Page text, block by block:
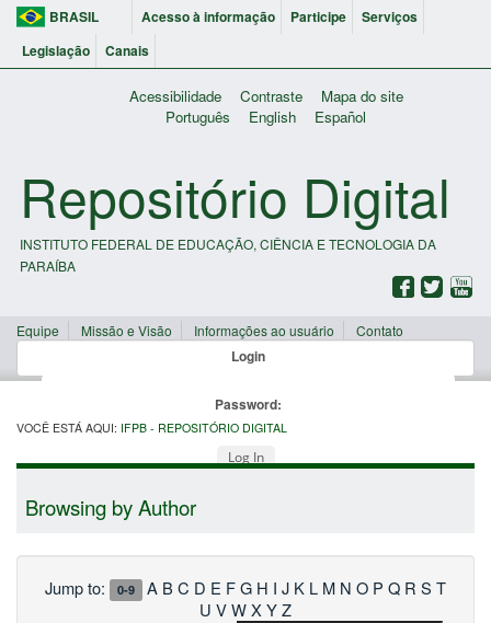
BRASIL Acesso à informação Participe
Serviços
Legislação
Canais
Acessibilidade Contraste
Mapa do site
Português
English Español
Repositório Digital
INSTITUTO FEDERAL DE EDUCAÇÃO, CIÊNCIA E TECNOLOGIA DA
PARAÍBA
Equipe Missão e Visão Informações ao usuário Contato
Login
Password:
Log In
VOCÊ ESTÁ AQUI: IFPB - REPOSITÓRIO DIGITAL
Browsing by Author
Jump to: 0-9 A B C D E F G H I J K L M N O P Q R S T
U VWX YZ